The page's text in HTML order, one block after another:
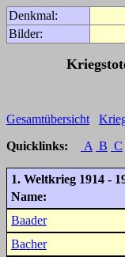
Denkmal:
Bilder:
(Für weitere
Gesamtübersicht
Quicklinks:
A B C
1. Weltkrieg 1914
Name:
Baader
Bacher